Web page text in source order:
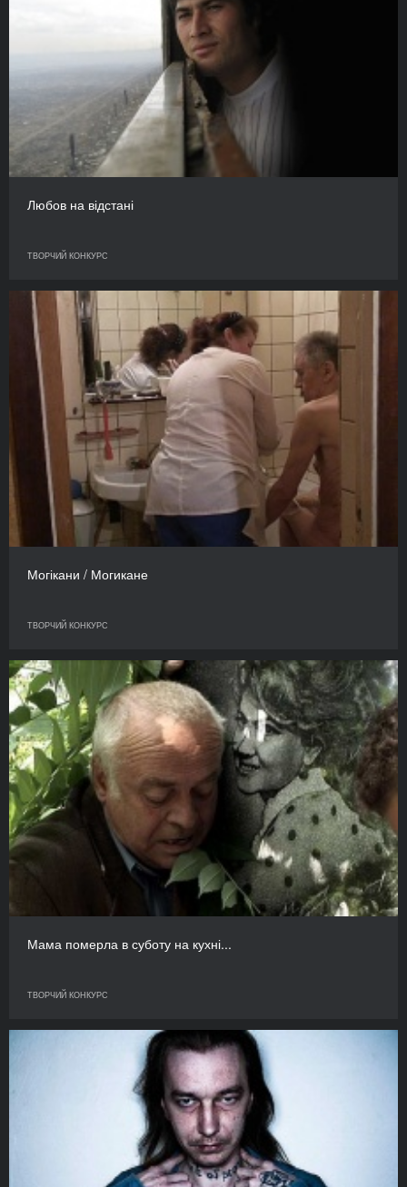
Любов на відстані
ТВОРЧИЙ КОНКУРС
Могікани / Могикане
ТВОРЧИЙ КОНКУРС
Мама померла в суботу на кухні...
ТВОРЧИЙ КОНКУРС